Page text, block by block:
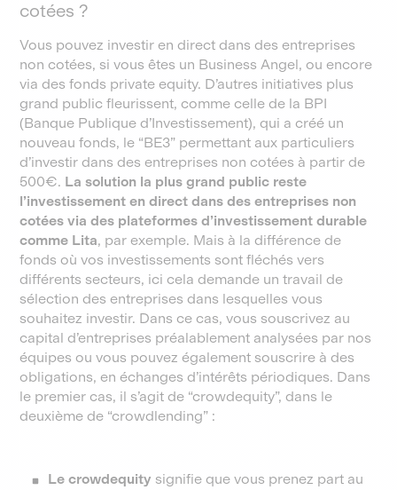
cotées ?
Vous pouvez investir en direct dans des entreprises
non cotées, si vous êtes un Business Angel, ou encore
via des fonds private equity. D’autres initiatives plus
grand public fleurissent, comme celle de la BPI
(Banque Publique d’Investissement), qui a créé un
nouveau fonds, le “BE3” permettant aux particuliers
d’investir dans des entreprises non cotées à partir de
500€. La solution la plus grand public reste
l’investissement en direct dans des entreprises non
cotées via des plateformes d’investissement durable
comme Lita, par exemple. Mais à la différence de
fonds où vos investissements sont fléchés vers
différents secteurs, ici cela demande un travail de
sélection des entreprises dans lesquelles vous
souhaitez investir. Dans ce cas, vous souscrivez au
capital d’entreprises préalablement analysées par nos
équipes ou vous pouvez également souscrire à des
obligations, en échanges d’intérêts périodiques. Dans
le premier cas, il s’agit de “crowdequity”, dans le
deuxième de “crowdlending” :
Le crowdequity signifie que vous prenez part au